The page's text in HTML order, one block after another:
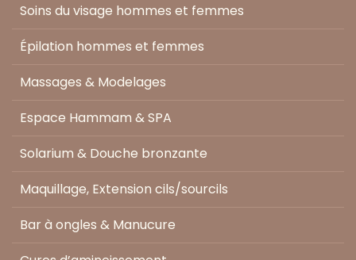
Soins du visage hommes et femmes
Épilation hommes et femmes
Massages & Modelages
Espace Hammam & SPA
Solarium & Douche bronzante
Maquillage, Extension cils/sourcils
Bar à ongles & Manucure